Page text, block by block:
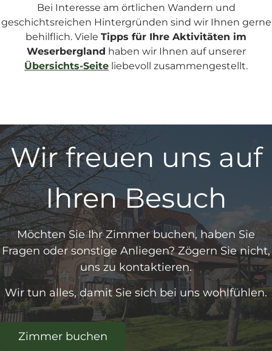
Bei Interesse am örtlichen Wandern und
geschichtsreichen Hintergründen sind wir Ihnen gerne
behilflich. Viele Tipps für Ihre Aktivitäten im
Weserbergland haben wir Ihnen auf unserer
Übersichts-Seite liebevoll zusammengestellt.
Wir freuen uns auf
Ihren Besuch
Möchten Sie Ihr Zimmer buchen, haben Sie
Fragen oder sonstige Anliegen? Zögern Sie nicht,
uns zu kontaktieren.
Wir tun alles, damit Sie sich bei uns wohlfühlen.
Zimmer buchen